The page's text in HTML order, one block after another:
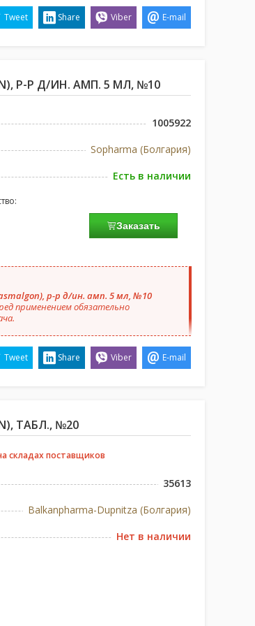
Tweet Share Viber E-mail
Р-Р Д/ИН. АМП. 5 МЛ, №10
1005922
Sopharma (Болгария)
Есть в наличии
Заказать
р-р д/ин. амп. 5 мл, №10
применением обязательно
Tweet Share Viber E-mail
ТАБЛ., №20
складах поставщиков
35613
Balkanpharma-Dupnitza (Болгария)
Нет в наличии